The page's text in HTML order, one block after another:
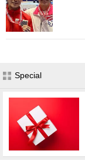
Special